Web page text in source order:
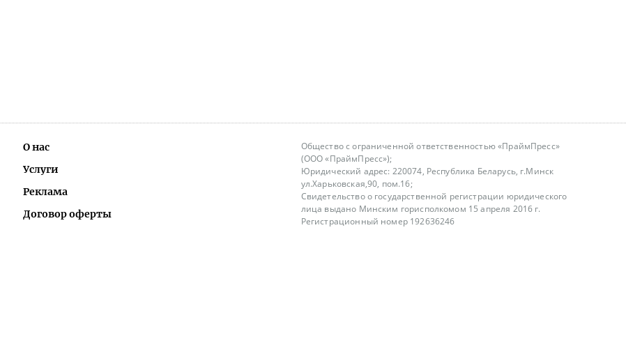
О нас
Услуги
Реклама
Договор оферты
Общество с ограниченной ответственностью «ПраймПресс»
(ООО «ПраймПресс»);
Юридический адрес: 220074, Республика Беларусь, г.Минск
ул.Харьковская,90, пом.16;
Свидетельство о государственной регистрации юридического
лица выдано Минским горисполкомом 15 апреля 2016 г.
Регистрационный номер 192636246